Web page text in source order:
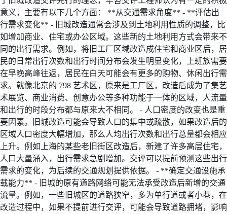
意义，主要有以下几个方面： **从交通需求角度** - **评估出
行需求变化** - 旧城改造通常会涉及到土地利用性质的调整，比
如增加商业、住宅或办公区域。这些新的土地利用方式会带来不
同的出行需求。例如，将旧工厂区域改造成住宅和商业区后，居
民的日常出行次数和出行时间分布会发生明显变化，上班族需要
在早晚高峰往返，居民在白天可能会有更多的购物、休闲出行需
求。就像北京的 798 艺术区，原来是工厂区，改造后成为了集艺
术展览、商业消费、创意办公等多种功能于一体的区域，人流量
和出行的时段分布都与原来大不相同。 - 人口密度的改变也是重
要因素。旧城改造可能会导致人口的集中或疏散，如果改造后的
区域人口密度大幅增加，那么人均出行次数和出行总量都会相应
上升。例如上海的某些老旧街区改造后，新建了许多高层住宅，
人口大量涌入，出行需求急剧增加。交评可以提前预测这些出行
需求的变化，为后续的交通规划提供依据。 - **确定交通设施承
载能力** - 旧城的原有道路网络可能无法承受改造后新增的交通
流量。例如，一些旧城区的道路狭窄，多为单行道或者小巷，在
改造过程中，如果不提前进行交评，可能会导致道路拥堵，影响